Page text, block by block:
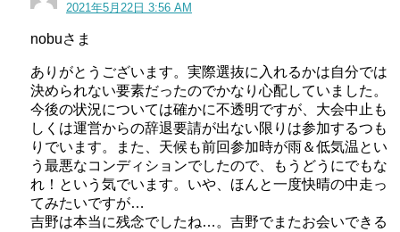
2021年5月22日 3:56 AM
nobuさま
ありがとうございます。実際選抜に入れるかは自分では
決められない要素だったのでかなり心配していました。
今後の状況については確かに不透明ですが、大会中止も
しくは運営からの辞退要請が出ない限りは参加するつも
りでいます。また、天候も前回参加時が雨＆低気温とい
う最悪なコンディションでしたので、もうどうにでもな
れ！という気でいます。いや、ほんと一度快晴の中走っ
てみたいですが…
吉野は本当に残念でしたね…。吉野でまたお会いできる